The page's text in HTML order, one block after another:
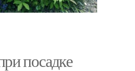
посадке